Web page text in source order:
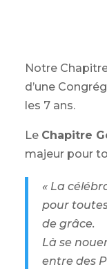
Notre
d’une
les 7 ans.
Le Chapitre
majeur pour
« La
pour
de grâce.
Là se
entre des